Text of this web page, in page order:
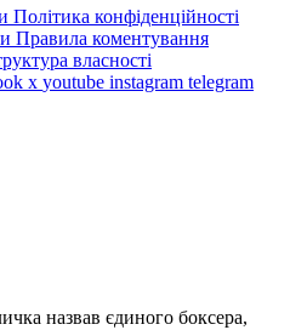
Політика конфіденційності
Правила коментування
власності
x youtube instagram telegram
назвав єдиного боксера,